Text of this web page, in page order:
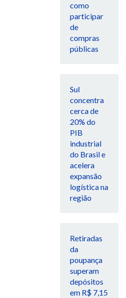
como
participar
de
compras
públicas
Sul
concentra
cerca de
20% do
PIB
industrial
do Brasil e
acelera
expansão
logística na
região
Retiradas
da
poupança
superam
depósitos
em R$ 7,15